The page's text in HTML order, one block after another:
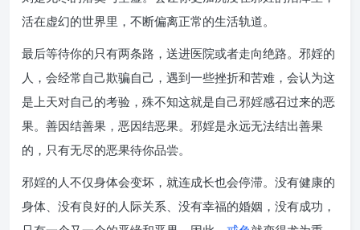
活在虚幻的世界里，不断偏离正常的生活轨道。
最后等待你的只有两条路，送进医院或者走向绝路。邪婬的
人，会经常自己欺骗自己，遇到一些挫折和苦难，会认为这
是上天对自己的考验，殊不知这就是自己邪婬感召过来的恶
果。善因结善果，恶因结恶果。邪婬是永远无法结出善果
的，只有无尽的恶果待你品尝。
邪婬的人不仅身体会变坏，就连成长也会停滞。没有健康的
身体、没有良好的人际关系、没有幸福的婚姻，没有成功，